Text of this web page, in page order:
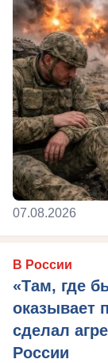
07.08.2026
В России
«Там, где
оказывает
сделал
России